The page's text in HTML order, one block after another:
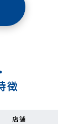
徴
店舗